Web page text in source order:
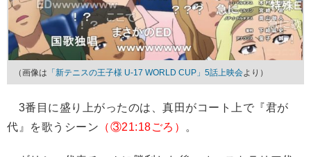
（画像は 「新テニスの王子様 U-17 WORLD CUP」5話上映会より）
3番目に盛り上がったのは、真田がコート上で『君が
代』を歌うシーン （③21:18ごろ） 。